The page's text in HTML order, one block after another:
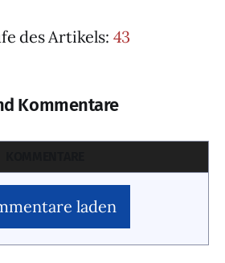
des Artikels: 43
Kommentare
laden